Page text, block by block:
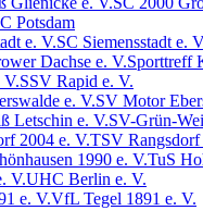
Potsdam
SC Siemensstadt e.
Sporttreff
SSV Rapid e. V.
SV Motor
SV-Grün-
TSV Rangsdorf
TuS
UHC Berlin e. V.
VfL Tegel 1891 e. V.